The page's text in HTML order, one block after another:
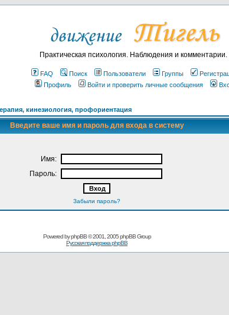
Практическая психология. Наблюдения и комментарии.
FAQ Поиск Пользователи Группы
Профиль
Войти и проверить личные сообщения
кинезиология, профориентация
Введите ваше имя и пароль для входа в систему
Имя:
Пароль:
Забыли пароль?
Powered byphpBB© 2001, 2005 phpBB Group
Русская поддержка phpBB